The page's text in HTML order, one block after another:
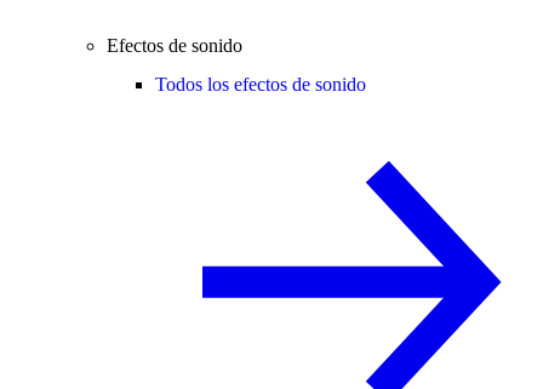
Efectos de sonido
Todos los efectos de sonido